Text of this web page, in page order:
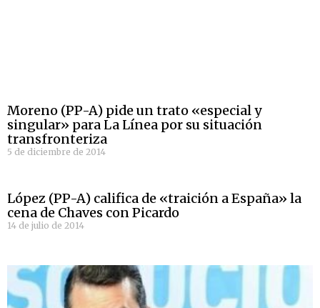
Moreno (PP-A) pide un trato «especial y
singular» para La Línea por su situación
transfronteriza
5 de diciembre de 2014
López (PP-A) califica de «traición a España» la
cena de Chaves con Picardo
14 de julio de 2014